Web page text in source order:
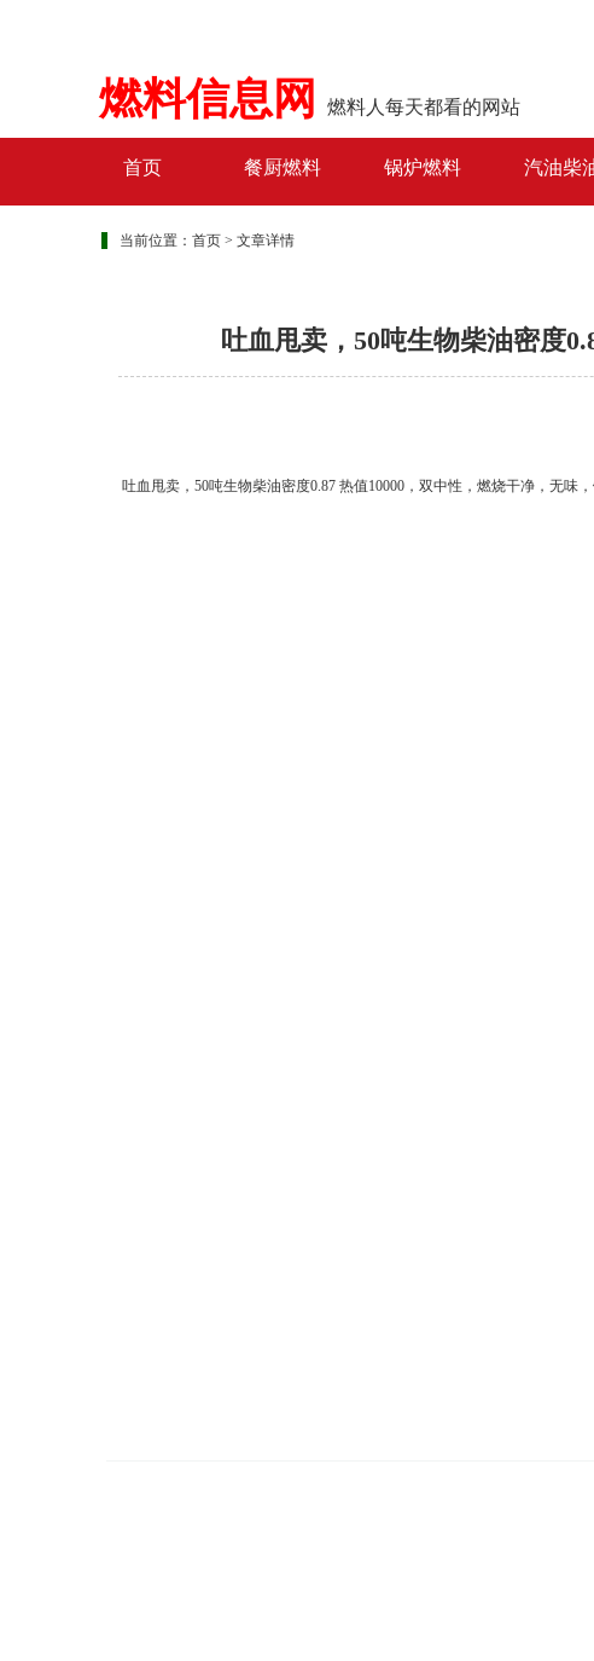
燃料信息网 燃料人每天都看的网站
首页 餐厨燃料 锅炉燃料 汽油柴
当前位置： 首页 > 文章详情
吐血甩卖，50吨生物柴油密度
吐血甩卖，50吨生物柴油密度0.87 热值10000，双中性，燃烧干净，无味